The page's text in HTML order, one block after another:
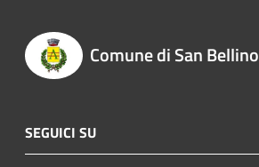
Comune di San Bellino
SEGUICI SU